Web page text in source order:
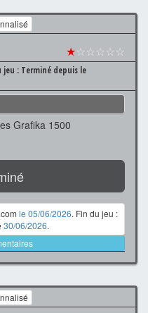
★☆☆☆☆☆
jeu : Terminé depuis le
Grafika 1500
le 05/06/2026. Fin du jeu :
30/06/2026.